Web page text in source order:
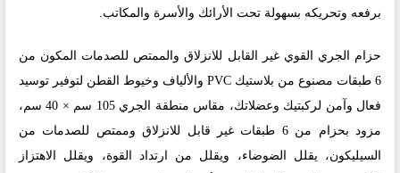
برفعه وتحريكه بسهولة تحت الأرائك والأسرة والمكاتب.
حزام الجري القوي غير القابل للانزلاق والممتص للصدمات المكون من
6 طبقات مصنوع من بلاستيك PVC والألياف وخيوط القطن لتوفير توسيد
فعال وآمن لركبتيك وعضلاتك، مقاس منطقة الجري 105 سم × 40 سم،
مزود بحزام من 6 طبقات غير قابل للانزلاق وممتص للصدمات من
السيليكون، يقلل الضوضاء، ويقلل من ارتداد القوة، ويقلل الاهتزاز